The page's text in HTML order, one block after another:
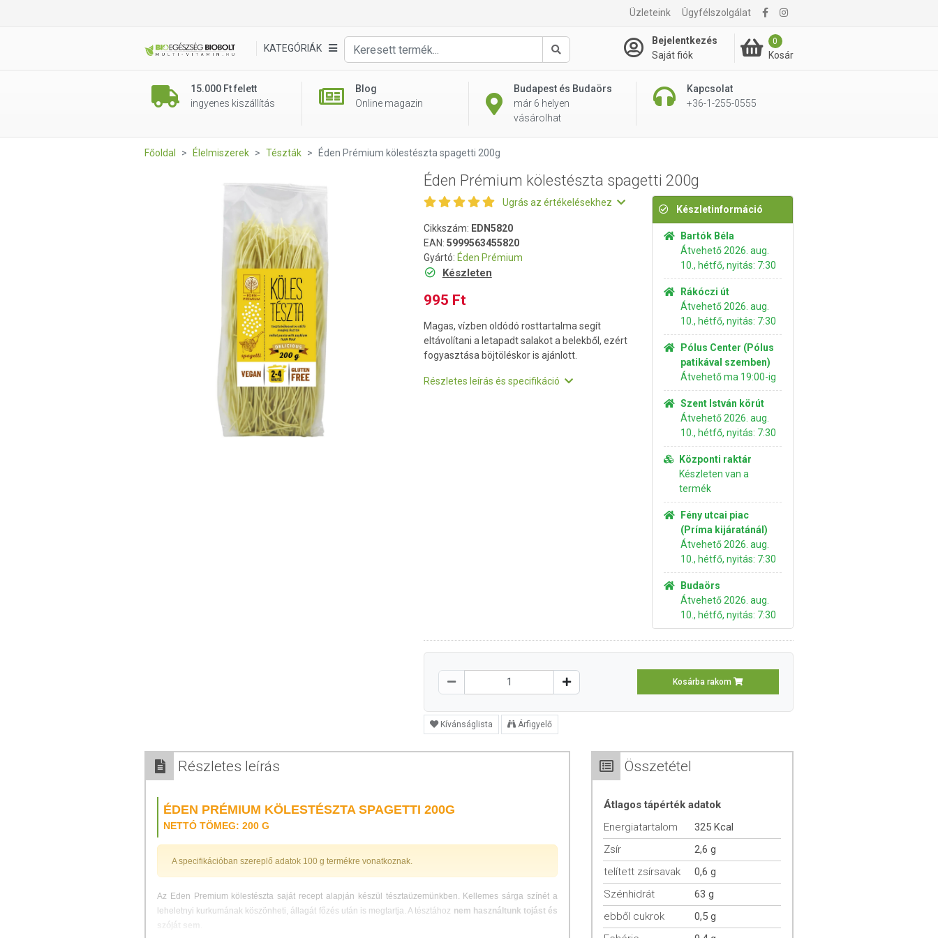
Üzleteink Ügyfélszolgálat
KATEGÓRIÁK
Keresés
Bejelentkezés
Saját fiók
0
Kosár
15.000 Ft felett
ingyenes kiszállítás
Blog
Online magazin
Budapest és Budaörs
már 6 helyen
vásárolhat
Kapcsolat
+36-1-255-0555
995 Ft Kosárba rakom
Főoldal Élelmiszerek Tészták Éden Prémium kölestészta spagetti 200g
Éden Prémium kölestészta spagetti 200g
Ugrás az értékelésekhez
Cikkszám: EDN5820
EAN: 5999563455820
Gyártó: Éden Prémium
Készleten
995 Ft
Magas, vízben oldódó rosttartalma segít
eltávolítani a letapadt salakot a belekből, ezért
fogyasztása böjtöléskor is ajánlott.
Részletes leírás és specifikáció
Készletinformáció
Bartók Béla
Átvehető 2026. aug.
10., hétfő, nyitás: 7:30
Rákóczi út
Átvehető 2026. aug.
10., hétfő, nyitás: 7:30
Pólus Center (Pólus
patikával szemben)
Átvehető ma 19:00-ig
Szent István körút
Átvehető 2026. aug.
10., hétfő, nyitás: 7:30
Központi raktár
Készleten van a
termék
Fény utcai piac
(Príma kijáratánál)
Átvehető 2026. aug.
10., hétfő, nyitás: 7:30
Budaörs
Átvehető 2026. aug.
10., hétfő, nyitás: 7:30
Kosárba rakom
Kívánságlista Árfigyelő
Részletes leírás
ÉDEN PRÉMIUM KÖLESTÉSZTA SPAGETTI 200G
NETTÓ TÖMEG: 200 G
A specifikációban szereplő adatok 100 g termékre vonatkoznak.
Az Eden Premium kölestészta saját recept alapján készül tésztaüzemünkben. Kellemes sárga színét a
leheletnyi kurkumának köszönheti, állagát főzés után is megtartja. A tésztához nem használtunk tojást és
Összetétel
Átlagos tápérték adatok
Energiatartalom
325 Kcal
Zsír
2,6 g
telített zsírsavak
0,6 g
Szénhidrát
63 g
ebből cukrok
0,5 g